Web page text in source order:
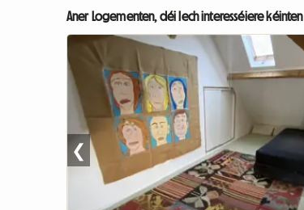
Aner Logementen, déi Iech interesséiere kéinten
❮